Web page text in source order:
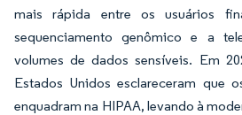
mais rápida entre os usuários
sequenciamento genômico e a
volumes de dados sensíveis. Em
Estados Unidos esclareceram que
enquadram na HIPAA, levando à